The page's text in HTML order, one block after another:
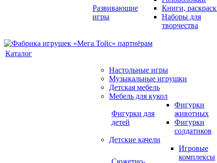
Развивающие
игры
Книги,
Наборы для
творчества
Каталог
Настольные игры
Музыкальные игрушки
Детская мебель
Мебель для кукол
Фигурки для
детей
Фигурки
животных
Фигурки
солдатиков
Детские качели
Сюжетно-
Игровые
комплексы